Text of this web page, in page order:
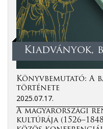
Kiadványok,
Könyvbemutató: A
története
2025.07.17.
A magyarországi
kultúrája